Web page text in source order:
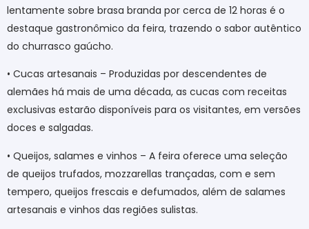
lentamente sobre brasa branda por cerca de 12 horas é o
destaque gastronômico da feira, trazendo o sabor autêntico
do churrasco gaúcho.
• Cucas artesanais – Produzidas por descendentes de
alemães há mais de uma década, as cucas com receitas
exclusivas estarão disponíveis para os visitantes, em versões
doces e salgadas.
• Queijos, salames e vinhos – A feira oferece uma seleção
de queijos trufados, mozzarellas trançadas, com e sem
tempero, queijos frescais e defumados, além de salames
artesanais e vinhos das regiões sulistas.